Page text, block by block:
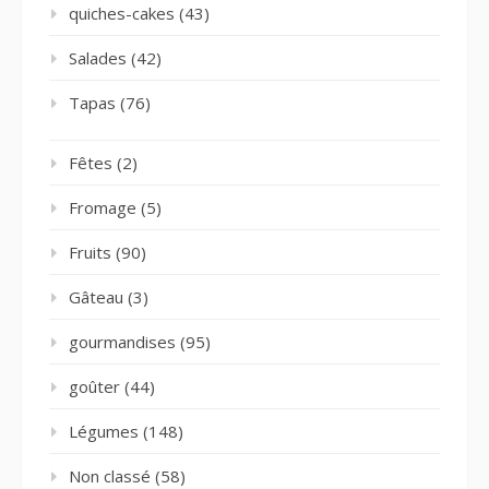
quiches-cakes (43)
Salades (42)
Tapas (76)
Fêtes (2)
Fromage (5)
Fruits (90)
Gâteau (3)
gourmandises (95)
goûter (44)
Légumes (148)
Non classé (58)